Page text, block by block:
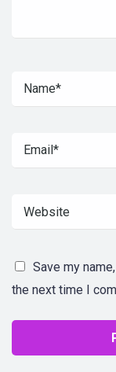
Save my
the next time I